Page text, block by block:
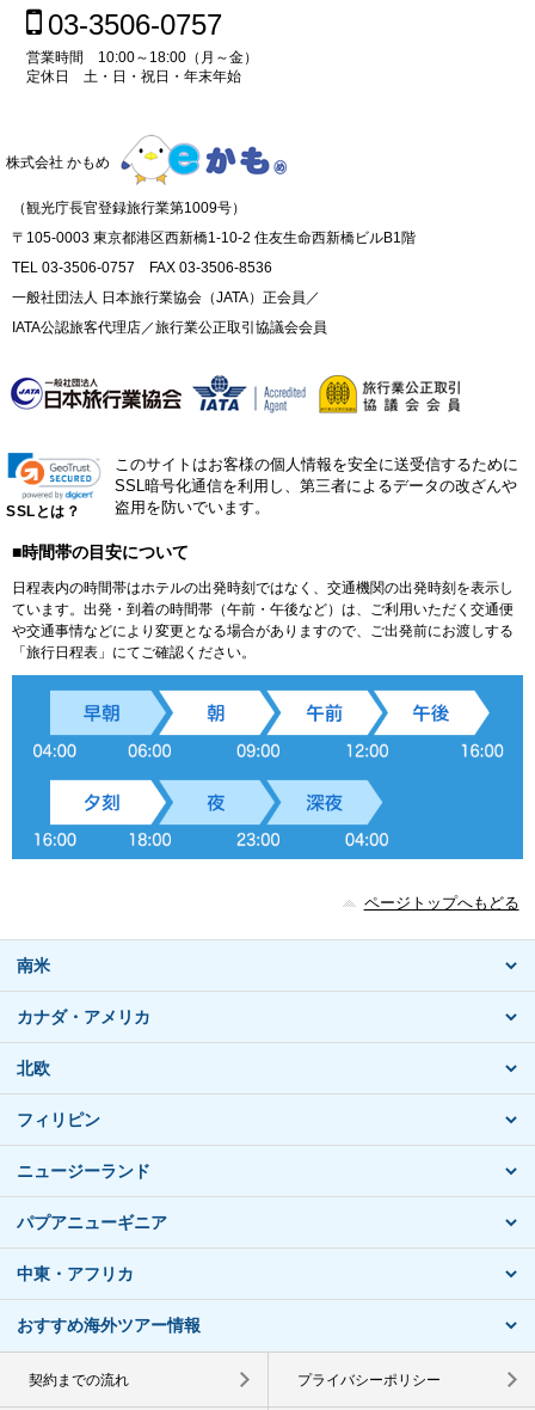
03-3506-0757
営業時間 10:00～18:00（月～金）
定休日 土・日・祝日・年末年始
株式会社 かもめ
（観光庁長官登録旅行業第1009号）
〒105-0003 東京都港区西新橋1-10-2 住友生命西新橋ビルB1階
TEL 03-3506-0757 FAX 03-3506-8536
一般社団法人 日本旅行業協会（JATA）正会員／
IATA公認旅客代理店／旅行業公正取引協議会会員
SSLとは？
このサイトはお客様の個人情報を安全に送受信するために
SSL暗号化通信を利用し、第三者によるデータの改ざんや
盗用を防いでいます。
■時間帯の目安について
日程表内の時間帯はホテルの出発時刻ではなく、交通機関の出発時刻を表示し
ています。出発・到着の時間帯（午前・午後など）は、ご利用いただく交通便
や交通事情などにより変更となる場合がありますので、ご出発前にお渡しする
「旅行日程表」にてご確認ください。
ページトップへもどる
南米
カナダ・アメリカ
北欧
フィリピン
ニュージーランド
パプアニューギニア
中東・アフリカ
おすすめ海外ツアー情報
契約までの流れ プライバシーポリシー